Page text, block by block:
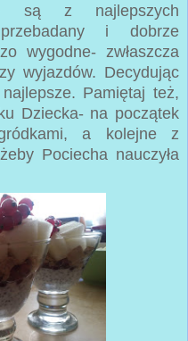
są z najlepszych
i dobrze
wygodne- zwłaszcza
wyjazdów. Decydując
Pamiętaj też,
Dziecka- na początek
a kolejne z
Pociecha nauczyła